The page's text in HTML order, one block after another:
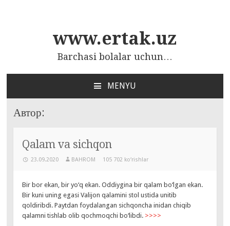
www.ertak.uz
Barchasi bolalar uchun…
MENYU
СОДЕРЖАНИЮ
Автор:
Qalam va sichqon
23.09.2020 BAHROM 105 702 ko‘rishlar
Bir bor ekan, bir yo‘q ekan. Oddiygina bir qalam bo‘lgan ekan.
Bir kuni uning egasi Valijon qalamini stol ustida unitib
qoldiribdi. Paytdan foydalangan sichqoncha inidan chiqib
qalamni tishlab olib qochmoqchi bo‘libdi. >>>>